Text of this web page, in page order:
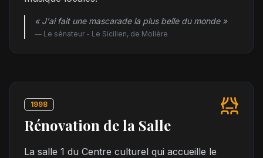
« J'ai fait une mascarade la plus belle du monde »
— Le sénateur - Le Sicilien, de Molière
1998
Rénovation de la Salle
La salle 1 du Centre culturel qui accueille le